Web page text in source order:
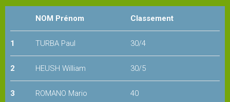
accès
CLUB
HOUSE
Snack
NOM Prénom Classement
1 TURBA Paul 30/4
2 HEUSH William 30/5
3 ROMANO Mario 40